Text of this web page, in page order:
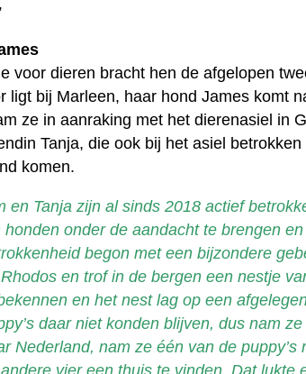
voor dieren bracht hen de afgelopen
ligt bij Marleen, haar hond James komt
ze in aanraking met het dierenasiel in
Tanja, die ook bij het asiel
komen.
en Tanja zijn al sinds 2018 actief
honden onder de aandacht te brengen
begon met een bijzondere
en trof in de bergen een nestje
en het nest lag op een
daar niet konden blijven, dus nam
Nederland, nam ze één van de
vier een thuis te vinden. Dat lukte